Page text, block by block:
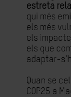
estreta
qui més
els més
els
els que
adaptar-
Quan se
COP25 a